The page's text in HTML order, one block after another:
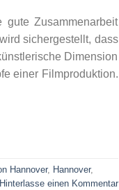
Zusammenarbeit
sichergestellt, dass
Dimension
einer Filmproduktion.
Hannover, Hannover,
Hinterlasse einen Kommentar